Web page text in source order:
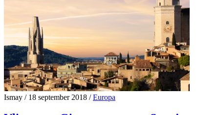
Ismay /18 september 2018 / Europa